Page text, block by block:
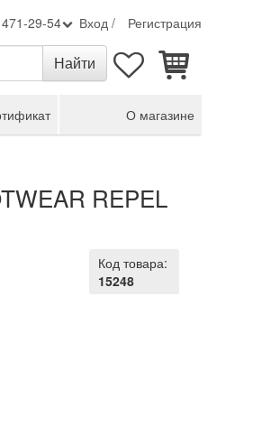
29-54 Вход / Регистрация
О магазине
REPEL
Код товара:
15248